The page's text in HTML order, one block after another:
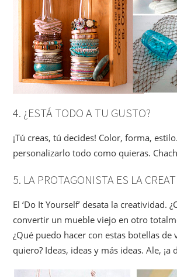
4. ¿ESTÁ TODO A TU GUSTO?
¡Tú creas, tú decides! Color, forma,
personalizarlo todo como quieras.
5. LA PROTAGONISTA ES LA
El ‘Do It Yourself’ desata la creatividad.
convertir un mueble viejo en otro
¿Qué puedo hacer con estas botellas
quiero? Ideas, ideas y más ideas. Ale, ¡a